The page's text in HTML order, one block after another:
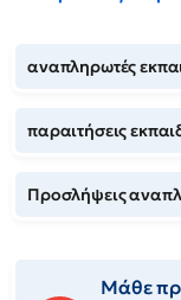
αναπληρωτές
παραιτήσεις
Προσλήψεις
Μάθε